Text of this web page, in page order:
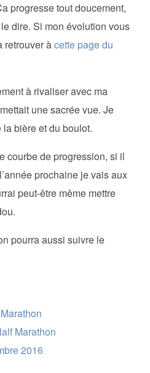
progresse tout doucement,
dire. Si mon évolution vous
retrouver àcette page du
à rivaliser avec ma
une sacrée vue. Je
bière et du boulot.
courbe de progression, si il
prochaine je vais aux
peut-être même mettre
pourra aussi suivre le
Marathon
2016